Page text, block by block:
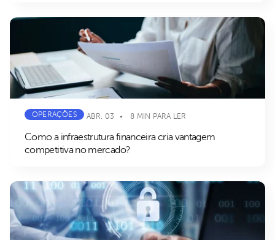
OPERAÇÕES ABR. 03 8 MIN PARA LER
Como a infraestrutura financeira cria vantagem
competitiva no mercado?